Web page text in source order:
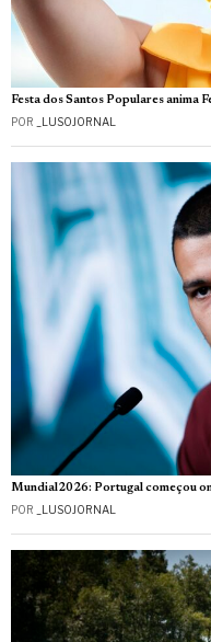
Festa dos Santos Populares anima
POR _LUSOJORNAL
Mundial2026: Portugal começou
POR _LUSOJORNAL